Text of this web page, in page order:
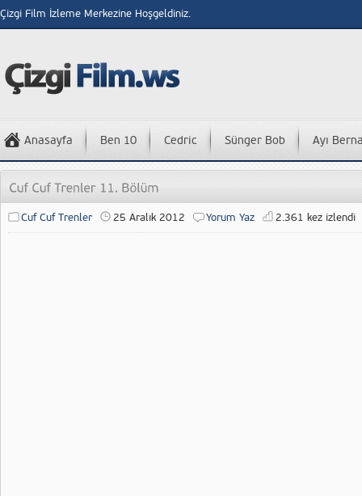
Çizgi Film İzleme Merkezine Hoşgeldiniz.
Anasayfa Ben 10 Cedric Sünger Bob Ayı
Cuf Cuf Trenler 25 Aralık 2012 Yorum Yaz 2.361 kez izlendi